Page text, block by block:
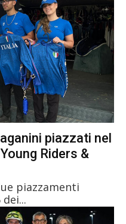
piazzati nel
Riders &
piazzamenti